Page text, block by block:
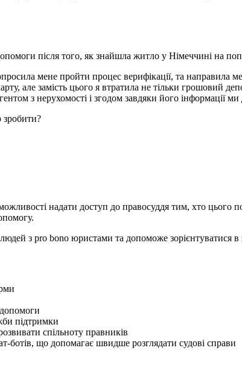
після того, як знайшла житло у Німеччині на
мене пройти процес верифікації, та направила
але замість цього я втратила не тільки грошовий
з нерухомості і згодом завдяки його інформації
зробити?
надати доступ до правосуддя тим, хто цього
з pro bono юристами та допоможе зорієнтуватися
допомоги
підтримки
спільноту правників
ботів, що допомагає швидше розглядати судові справи